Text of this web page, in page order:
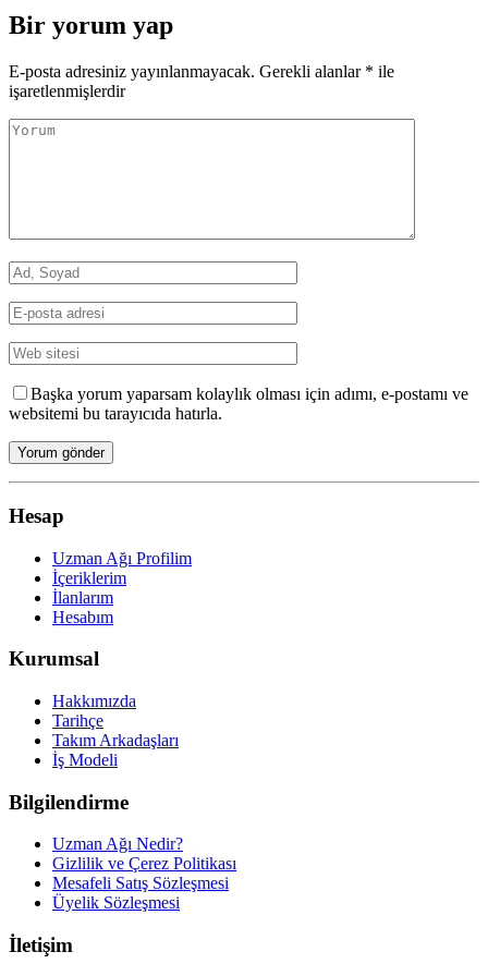
Bir yorum yap
E-posta adresiniz yayınlanmayacak. Gerekli alanlar * ile
işaretlenmişlerdir
Başka yorum yaparsam kolaylık olması için adımı, e-postamı ve
websitemi bu tarayıcıda hatırla.
Hesap
Uzman Ağı Profilim
İçeriklerim
İlanlarım
Hesabım
Kurumsal
Hakkımızda
Tarihçe
Takım Arkadaşları
İş Modeli
Bilgilendirme
Uzman Ağı Nedir?
Gizlilik ve Çerez Politikası
Mesafeli Satış Sözleşmesi
Üyelik Sözleşmesi
İletişim